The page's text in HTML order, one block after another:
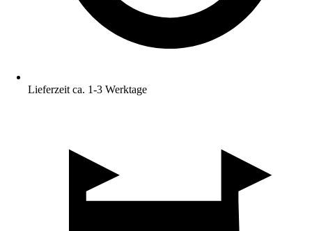
Lieferzeit ca. 1-3 Werktage